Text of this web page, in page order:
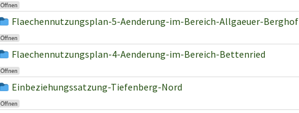
Öffnen
Flaechennutzungsplan-5-Aenderung-im-Bereich-Allgaeuer-Berghof
Öffnen
Flaechennutzungsplan-4-Aenderung-im-Bereich-Bettenried
Öffnen
Einbeziehungssatzung-Tiefenberg-Nord
Öffnen